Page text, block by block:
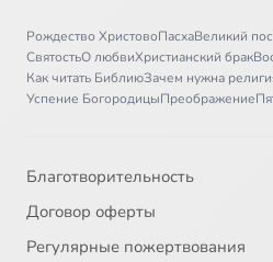
Рождество ХристовоПасхаВеликий
СвятостьО любвиХристианский брак
Как читать БиблиюЗачем нужна
Успение БогородицыПреображение
Благотворительность
Договор оферты
Регулярные пожертвования